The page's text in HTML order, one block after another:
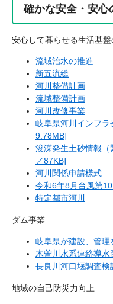
確かな安全・安心
安心して暮らせる生活基
流域治水の推進
新五流総
河川整備計画
流域整備計画
河川改修事業
岐阜県河川インフラ
9.78MB]
浚渫発生土砂情報
／87KB]
河川関係申請様式
令和6年8月台風第
特定都市河川
ダム事業
岐阜県が建設、管理
木曽川水系連絡導水
長良川河口堰調査検
地域の自己防災力向上